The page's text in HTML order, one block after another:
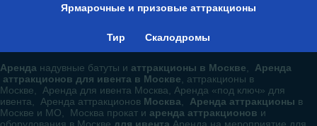
Ярмарочные и призовые аттракционы
Тир Скалодромы
Аренда надувные батуты и аттракционы в Москве
Аренда
аттракционов для ивента в Москве , аттракционы в
Москве, Аренда для ивента Москва, Аренда «под ключ» для
ивента, Аренда аттракционов Москва Аренда аттракционы в
Москве и МО, Москва прокат и аренда аттракционов и